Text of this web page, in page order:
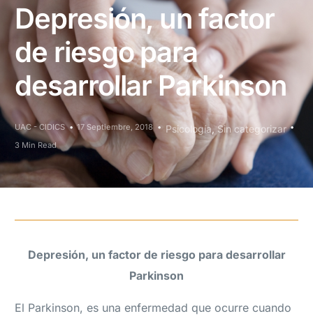
Depresión, un factor
de riesgo para
desarrollar Parkinson
UAC - CIDICS 17 Septiembre, 2018 Psicología,Sin categorizar
3 Min Read
Depresión, un factor de riesgo para desarrollar
Parkinson
El Parkinson, es una enfermedad que ocurre cuando